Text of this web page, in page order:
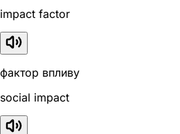
impact factor
фактор впливу
social impact